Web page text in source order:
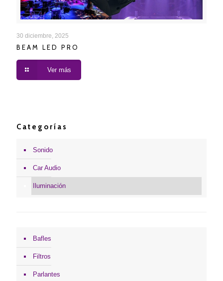
30 diciembre, 2025
BEAM LED PRO
Ver más
Categorías
Sonido
Car Audio
Iluminación
Bafles
Filtros
Parlantes